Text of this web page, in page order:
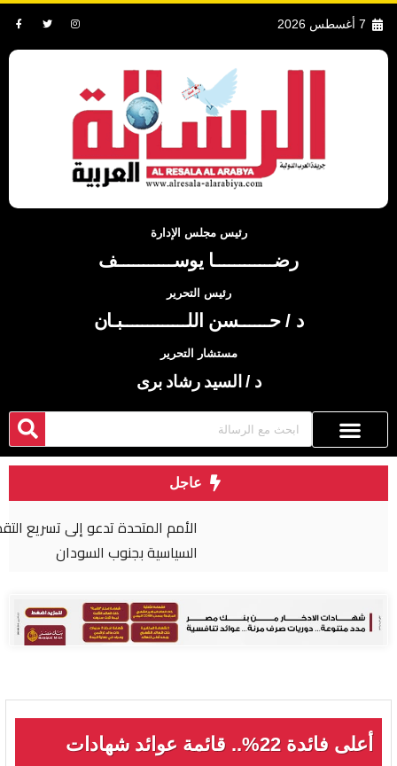
7 أغسطس 2026
رئيس مجلس الإدارة
رضــــــــــــا يوســـــــــــف
رئيس التحرير
د / حــــــسن اللـــــــــــــبـان
مستشار التحرير
د / السيد رشاد برى
عاجل
الأمم المتحدة تدعو إلى تسريع التقدم في العملية
أعلى فائدة 22%.. قائمة عوائد شهادات